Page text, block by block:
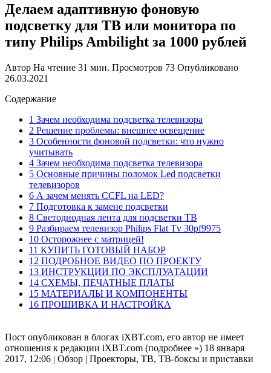
Делаем адаптивную фоновую
подсветку для ТВ или монитора по
типу Philips Ambilight за 1000 рублей
Автор На чтение 31 мин. Просмотров 73 Опубликовано
26.03.2021
Содержание
1 Зачем необходима подсветка телевизора
2 Решение проблемы: внешнее освещение
3 Особенности фоновой подсветки: что нужно
учитывать
4 Зачем необходима подсветка телевизора
5 Основные причины поломок Led подсветки
телевизоров
6 А зачем менять CCFL на LED?
7 Подготовка к замене подсветки
8 Светодиодная лента для подсветки ТВ
9 Разбираем телевизор Philips Flat Tv 30pf9975
10 Осторожнее с матрицей!
11 КУПИТЬ ГОТОВЫЙ НАБОР
12 ПОДРОБНОЕ ВИДЕО ПО ПРОЕКТУ
13 ИНСТРУКЦИИ ПО ЭКСПЛУАТАЦИИ
14 СХЕМЫ, ПЕЧАТНЫЕ ПЛАТЫ
15 МАТЕРИАЛЫ И КОМПОНЕНТЫ
16 ПРОШИВКА И НАСТРОЙКА
Пост опубликован в блогах iXBT.com, его автор не имеет
отношения к редакции iXBT.com (подробнее ») 18 января
2017, 12:06 | Обзор | Проекторы, ТВ, ТВ-боксы и приставки